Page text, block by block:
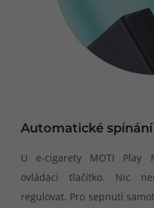
Automatické
U e-cigarety MOTI Play
ovládací tlačítko. Nic
regulovat. Pro sepnutí